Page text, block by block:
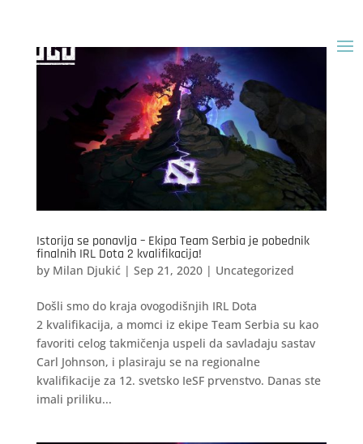
Istorija se ponavlja – Ekipa Team Serbia je pobednik
finalnih IRL Dota 2 kvalifikacija!
by Milan Djukić| Sep 21, 2020| Uncategorized
Došli smo do kraja ovogodišnjih IRL Dota
2 kvalifikacija, a momci iz ekipe Team Serbia su kao
favoriti celog takmičenja uspeli da savladaju sastav
Carl Johnson, i plasiraju se na regionalne
kvalifikacije za 12. svetsko IeSF prvenstvo. Danas ste
imali priliku...